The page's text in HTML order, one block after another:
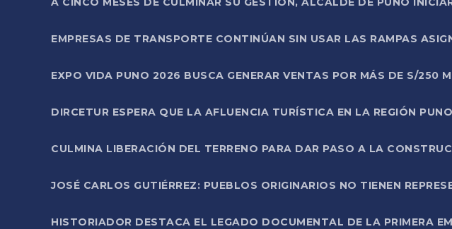
EMPRESAS DE TRANSPORTE CONTINÚAN SIN USAR LAS RAMPAS
EXPO VIDA PUNO 2026 BUSCA GENERAR VENTAS POR MÁS DE S/250
DIRCETUR ESPERA QUE LA AFLUENCIA TURÍSTICA EN LA REGIÓN
CULMINA LIBERACIÓN DEL TERRENO PARA DAR PASO A LA
JOSÉ CARLOS GUTIÉRREZ: PUEBLOS ORIGINARIOS NO TIENEN
HISTORIADOR DESTACA EL LEGADO DOCUMENTAL DE LA PRIMERA